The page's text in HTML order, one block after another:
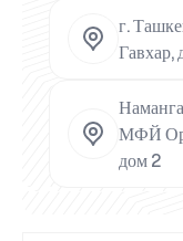
г.
Гавхар,
МФЙ
дом 2